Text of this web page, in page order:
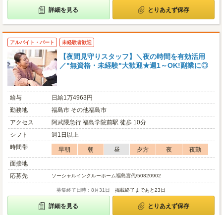
詳細を見る とりあえず保存
アルバイト・パート 未経験者歓迎
【夜間見守りスタッフ】＼夜の時間を有効活用
／"無資格・未経験"大歓迎★週1～OK!副業に◎
給与
日給1万4963円
勤務地
福島市 その他福島市
アクセス
阿武隈急行 福島学院前駅 徒歩 10分
シフト
週1日以上
時間帯
早朝 朝 昼 夕方 夜
夜勤
面接地
応募先
ソーシャルインクルーホーム福島宮代/50820902
募集終了日時：8月31日 掲載終了まであと23日
詳細を見る とりあえず保存